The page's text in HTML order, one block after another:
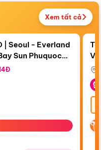
Xem tất cả
Điểm nổi bật
| Seoul - Everland
Sun Phuquoc